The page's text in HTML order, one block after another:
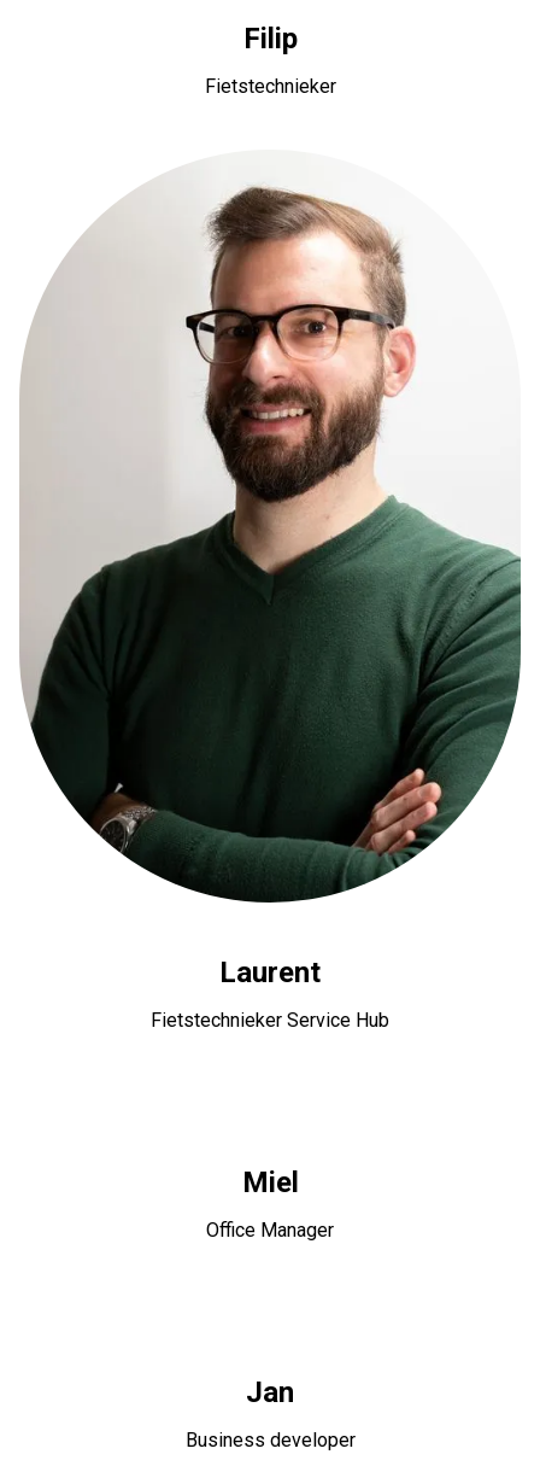
Filip
Fietstechnieker
Laurent
Fietstechnieker Service Hub
Miel
Office Manager
Jan
Business developer